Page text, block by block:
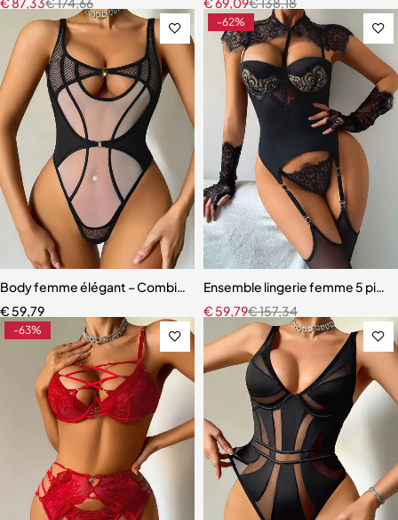
Body femme élégant – Combinaison avec empiècements en maille
€ 59,79
-62%
Ensemble lingerie femme 5
€157,34
€ 59,79
-63%